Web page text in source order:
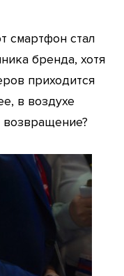
смартфон стал
бренда, хотя
приходится
в воздухе
возвращение?